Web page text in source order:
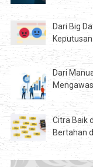
Dari Big
Dari
Citra Baik
Bertahan